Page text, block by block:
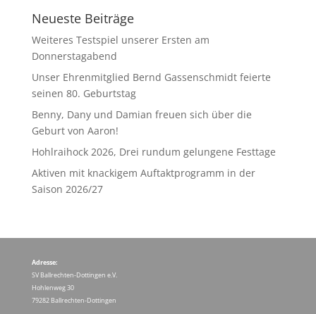
Neueste Beiträge
Weiteres Testspiel unserer Ersten am
Donnerstagabend
Unser Ehrenmitglied Bernd Gassenschmidt feierte
seinen 80. Geburtstag
Benny, Dany und Damian freuen sich über die
Geburt von Aaron!
Hohlraihock 2026, Drei rundum gelungene Festtage
Aktiven mit knackigem Auftaktprogramm in der
Saison 2026/27
Adresse:
SV Ballrechten-Dottingen e.V.
Hohlenweg 30
79282 Ballrechten-Dottingen